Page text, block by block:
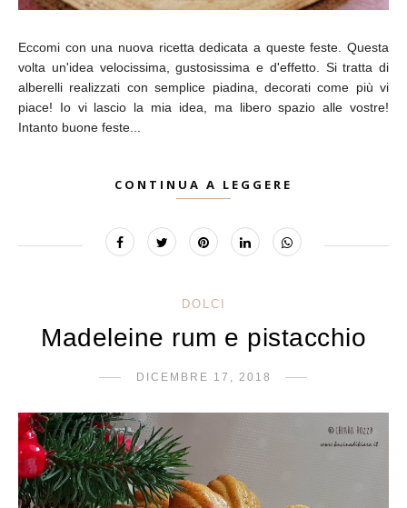
Eccomi con una nuova ricetta dedicata a queste feste. Questa
volta un'idea velocissima, gustosissima e d'effetto. Si tratta di
alberelli realizzati con semplice piadina, decorati come più vi
piace! Io vi lascio la mia idea, ma libero spazio alle vostre!
Intanto buone feste...
CONTINUA A LEGGERE
DOLCI
Madeleine rum e pistacchio
DICEMBRE 17, 2018